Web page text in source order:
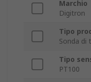
Marchio
Digitron
Tipo
Sonda di
Tipo
PT100